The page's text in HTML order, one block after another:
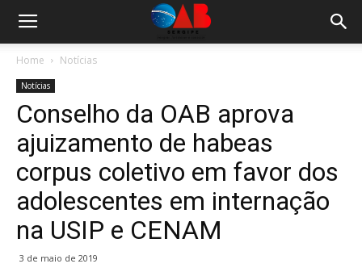
Home Notícias
Notícias
Conselho da OAB aprova
ajuizamento de habeas
corpus coletivo em favor dos
adolescentes em internação
na USIP e CENAM
3 de maio de 2019